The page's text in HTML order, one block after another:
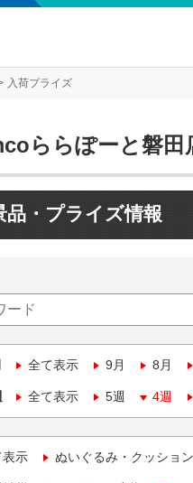
入荷プライズ
ららぽーと磐田
品・プライズ情報
全て表示 9月 8月
全て表示 5週 4週
表示 ぬいぐるみ・クッション